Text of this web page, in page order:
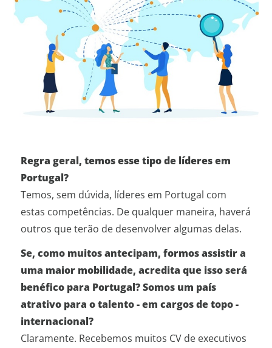
Regra geral, temos esse tipo de líderes em
Portugal?
Temos, sem dúvida, líderes em Portugal com
estas competências. De qualquer maneira, haverá
outros que terão de desenvolver algumas delas.
Se, como muitos antecipam, formos assistir a
uma maior mobilidade, acredita que isso será
benéfico para Portugal? Somos um país
atrativo para o talento - em cargos de topo -
internacional?
Claramente. Recebemos muitos CV de executivos